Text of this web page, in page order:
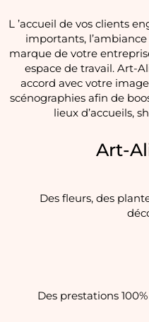
L ’accueil de vos clients
importants,
marque de votre
espace de travail. Art-
accord avec votre
scénographies afin de
lieux d’accueils,
Art-
Des fleurs, des
Des prestations